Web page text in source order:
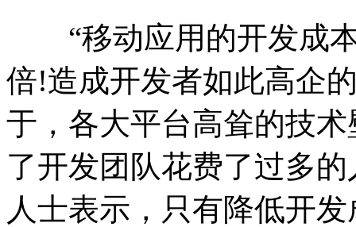
“移动应用的开发成本
倍!造成开发者如此高企
于，各大平台高耸的技
了开发团队花费了过多
人士表示，只有降低开